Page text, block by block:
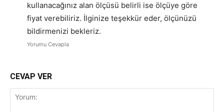
kullanacağınız alan ölçüsü belirli ise ölçüye göre
fiyat verebiliriz. İlginize teşekkür eder, ölçünüzü
bildirmenizi bekleriz.
Yorumu Cevapla
CEVAP VER